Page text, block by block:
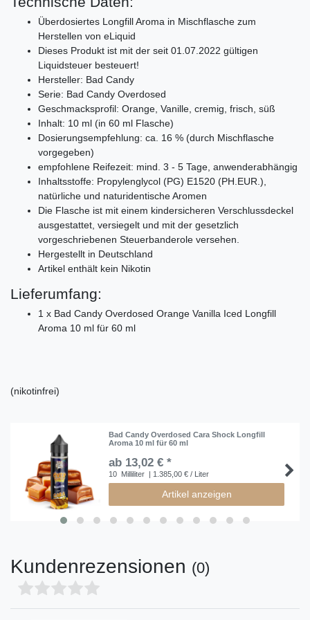
Überdosiertes Longfill Aroma in Mischflasche zum
Herstellen von eLiquid
Dieses Produkt ist mit der seit 01.07.2022 gültigen
Liquidsteuer besteuert!
Hersteller: Bad Candy
Serie: Bad Candy Overdosed
Geschmacksprofil: Orange, Vanille, cremig, frisch, süß
Inhalt: 10 ml (in 60 ml Flasche)
Dosierungsempfehlung: ca. 16 % (durch Mischflasche
vorgegeben)
empfohlene Reifezeit: mind. 3 - 5 Tage, anwenderabhängig
Inhaltsstoffe: Propylenglycol (PG) E1520 (PH.EUR.),
natürliche und naturidentische Aromen
Die Flasche ist mit einem kindersicheren Verschlussdeckel
ausgestattet, versiegelt und mit der gesetzlich
vorgeschriebenen Steuerbanderole versehen.
Hergestellt in Deutschland
Artikel enthält kein Nikotin
Lieferumfang:
1 x Bad Candy Overdosed Orange Vanilla Iced Longfill
Aroma 10 ml für 60 ml
(nikotinfrei)
Bad Candy Overdosed Cara Shock Longfill
Aroma 10 ml für 60 ml
ab 13,02 € *
10 Milliliter | 1.385,00 € / Liter
Artikel anzeigen
Kundenrezensionen (0)